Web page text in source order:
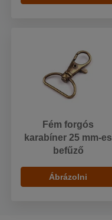
Fém forgós
karabíner 25 mm-es
befűző
Ábrázolni